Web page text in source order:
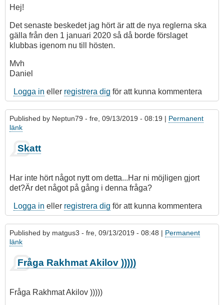
Hej!
Det senaste beskedet jag hört är att de nya reglerna ska
gälla från den 1 januari 2020 så då borde förslaget
klubbas igenom nu till hösten.
Mvh
Daniel
Logga in eller registrera dig för att kunna kommentera
Published by Neptun79 - fre, 09/13/2019 - 08:19 | Permanent
länk
Skatt
Har inte hört något nytt om detta...Har ni möjligen gjort
det?Är det något på gång i denna fråga?
Logga in eller registrera dig för att kunna kommentera
Published by matgus3 - fre, 09/13/2019 - 08:48 | Permanent
länk
Fråga Rakhmat Akilov )))))
Fråga Rakhmat Akilov )))))